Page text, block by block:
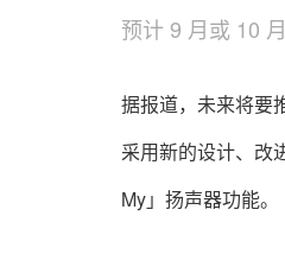
预计 9 月或 10 月
据报道，未来将要
采用新的设计、改
My」扬声器功能。